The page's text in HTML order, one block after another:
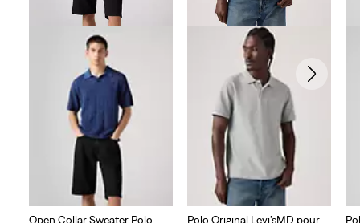
Open Collar Sweater Polo
Polo Original Levi’sMD pour